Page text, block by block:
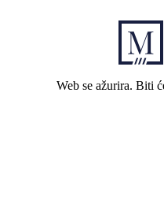
Web se ažurira. Biti